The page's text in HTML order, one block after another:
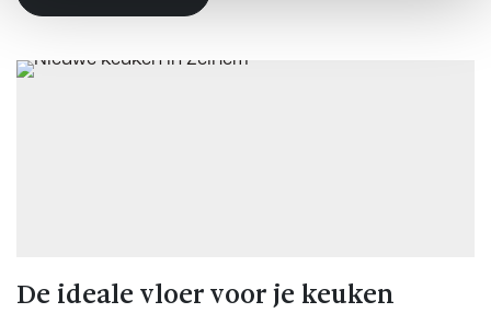
De ideale vloer voor je keuken